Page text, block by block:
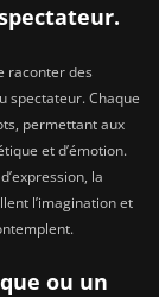
raconter des
spectateur. Chaque
permettant aux
et d’émotion.
la
l’imagination et
ou un